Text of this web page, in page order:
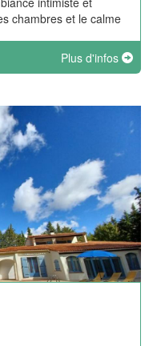
chambres et le calme
Plus d'infos